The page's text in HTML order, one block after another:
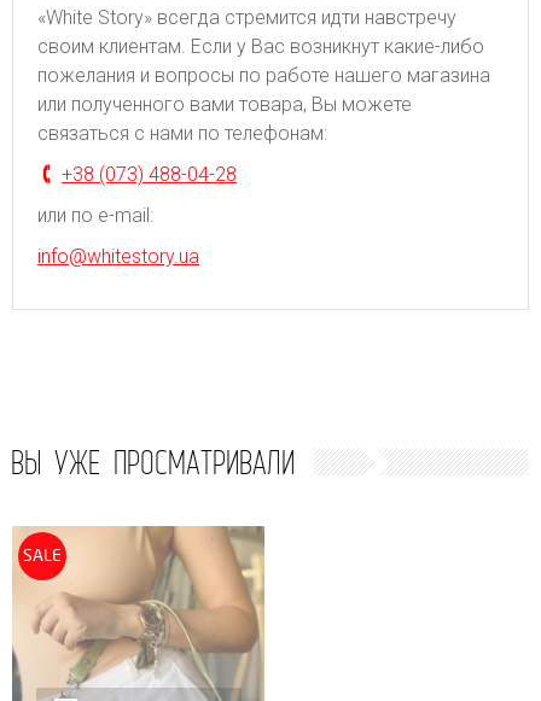
«White Story» всегда стремится идти навстречу
своим клиентам. Если у Вас возникнут какие-либо
пожелания и вопросы по работе нашего магазина
или полученного вами товара, Вы можете
связаться с нами по телефонам:
+38 (073) 488-04-28
или по e-mail:
info@whitestory.ua
ВЫ УЖЕ ПРОСМАТРИВАЛИ
SALE